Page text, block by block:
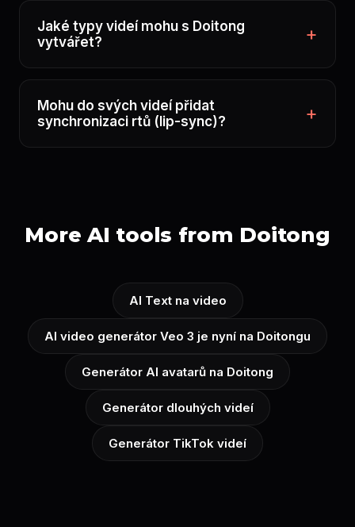
Jaké typy videí mohu s Doitong
vytvářet?
Mohu do svých videí přidat
synchronizaci rtů (lip-sync)?
More AI tools from Doitong
AI Text na video
AI video generátor Veo 3 je nyní na Doitongu
Generátor AI avatarů na Doitong
Generátor dlouhých videí
Generátor TikTok videí